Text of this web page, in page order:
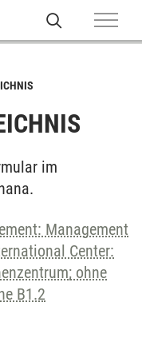
im
Management
Center:
ohne
B1.2